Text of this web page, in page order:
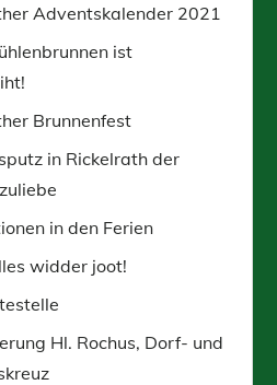
Adventskalender 2021
ist
Brunnenfest
in Rickelrath der
in den Ferien
widder joot!
Hl. Rochus, Dorf- und